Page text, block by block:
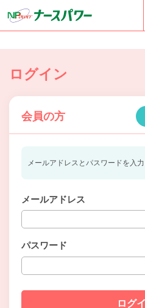
ログイン
会員の方
メールアドレスとパスワードを入
メールアドレス
パスワード